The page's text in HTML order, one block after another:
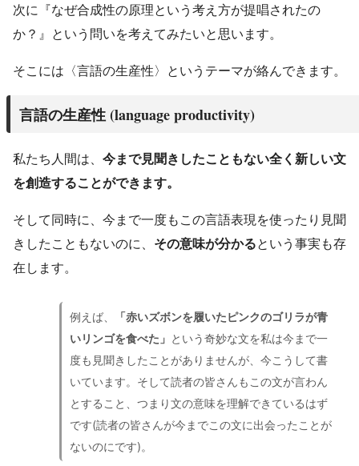
次に『なぜ合成性の原理という考え方が提唱されたの
か？』という問いを考えてみたいと思います。
そこには〈言語の生産性〉というテーマが絡んできます。
言語の生産性(language productivity)
私たち人間は、 今まで見聞きしたこともない全く新しい文
を創造することができます。
そして同時に、今まで一度もこの言語表現を使ったり見聞
きしたこともないのに、 その意味が分かるという事実も存
在します。
例えば、
「赤いズボンを履いたピンクのゴリラが青
いリンゴを食べた」 という奇妙な文を私は今まで一
度も見聞きしたことがありませんが、今こうして書
いています。そして読者の皆さんもこの文が言わん
とすること、つまり文の意味を理解できているはず
です(読者の皆さんが今までこの文に出会ったことが
ないのにです)。